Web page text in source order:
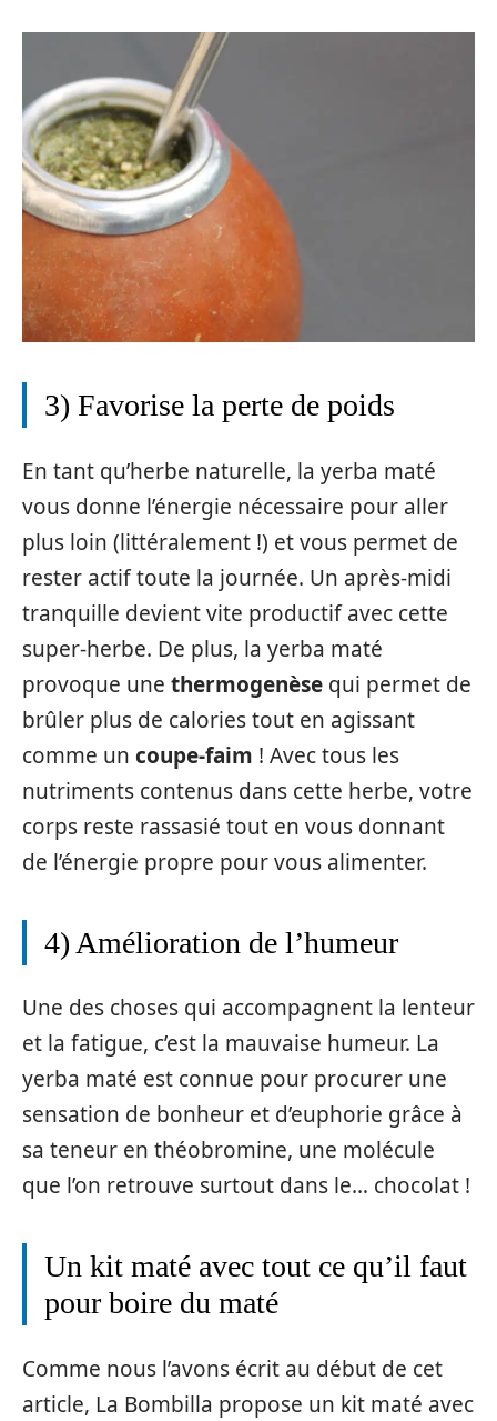
3) Favorise la perte de poids
En tant qu’herbe naturelle, la yerba maté
vous donne l’énergie nécessaire pour aller
plus loin (littéralement !) et vous permet de
rester actif toute la journée. Un après-midi
tranquille devient vite productif avec cette
super-herbe. De plus, la yerba maté
provoque une thermogenèse qui permet de
brûler plus de calories tout en agissant
comme un coupe-faim ! Avec tous les
nutriments contenus dans cette herbe, votre
corps reste rassasié tout en vous donnant
de l’énergie propre pour vous alimenter.
4) Amélioration de l’humeur
Une des choses qui accompagnent la lenteur
et la fatigue, c’est la mauvaise humeur. La
yerba maté est connue pour procurer une
sensation de bonheur et d’euphorie grâce à
sa teneur en théobromine, une molécule
que l’on retrouve surtout dans le… chocolat !
Un kit maté avec tout ce qu’il faut
pour boire du maté
Comme nous l’avons écrit au début de cet
article, La Bombilla propose un kit maté avec